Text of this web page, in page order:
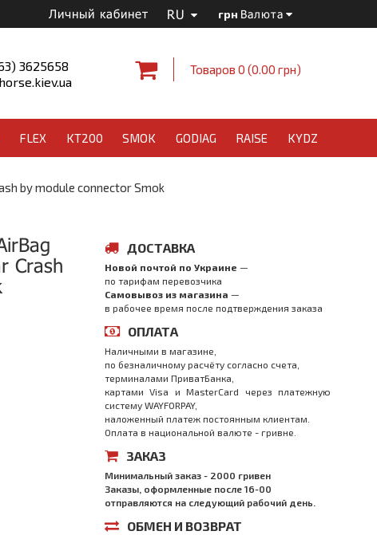
Личный кабинет RU грн Валюта
3625658
Товаров 0 (0.00 грн)
FLEX KT200 SMOK GODIAG RAISE KYDZ
by module connector Smok
Crash
ДОСТАВКА
Новой почтой по Украине —
по тарифам перевозчика
Самовывоз из магазина —
в рабочее время после подтверждения заказа
ОПЛАТА
Наличными в магазине,
по безналичному расчёту согласно счета,
терминалами ПриватБанка,
картами Visa и MasterCard через платежную
систему WAYFORPAY,
наложенный платеж постоянным клиентам.
Оплата в национальной валюте - гривне.
ЗАКАЗ
Минимальный заказ - 2000 гривен
Заказы, оформленные после 16-00
отправляются на следующий рабочий день.
ОБМЕН И ВОЗВРАТ